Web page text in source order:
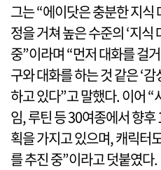
그는 “에이닷은 충분한 지식
정을 거쳐 높은 수준의 ‘지식
중”이라며 “먼저 대화를 걸
구와 대화를 하는 것 같은 ‘
하고 있다”고 말했다. 이어
임, 루틴 등 30여종에서 향
획을 가지고 있으며, 캐릭터
를 추진 중”이라고 덧붙였다.